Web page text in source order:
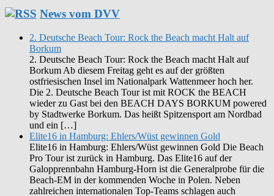
News vom DVV
2. Deutsche Beach Tour: Rock the Beach macht Halt auf
Borkum
2. Deutsche Beach Tour: Rock the Beach macht Halt auf
Borkum Ab diesem Freitag geht es auf der größten
ostfriesischen Insel im Nationalpark Wattenmeer hoch her.
Die 2. Deutsche Beach Tour ist mit ROCK the BEACH
wieder zu Gast bei den BEACH DAYS BORKUM powered
by Stadtwerke Borkum. Das heißt Spitzensport am Nordbad
und ein […]
Elite16 in Hamburg: Ehlers/Wüst gewinnen Gold
Elite16 in Hamburg: Ehlers/Wüst gewinnen Gold Die Beach
Pro Tour ist zurück in Hamburg. Das Elite16 auf der
Galopprennbahn Hamburg-Horn ist die Generalprobe für die
Beach-EM in der kommenden Woche in Polen. Neben
zahlreichen internationalen Top-Teams schlagen auch